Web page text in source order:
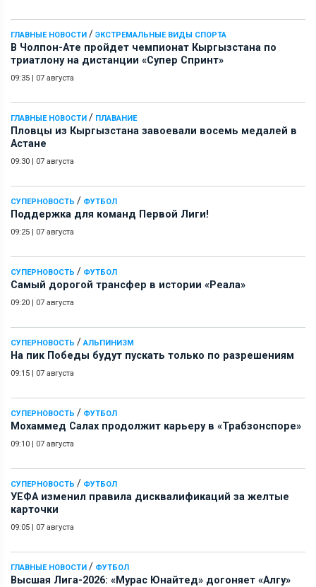
ГЛАВНЫЕ НОВОСТИ / ЭКСТРЕМАЛЬНЫЕ ВИДЫ СПОРТА
В Чолпон-Ате пройдет чемпионат Кыргызстана по
триатлону на дистанции «Супер Спринт»
09:35 | 07 августа
ГЛАВНЫЕ НОВОСТИ / ПЛАВАНИЕ
Пловцы из Кыргызстана завоевали восемь медалей в
Астане
09:30 | 07 августа
СУПЕРНОВОСТЬ / ФУТБОЛ
Поддержка для команд Первой Лиги!
09:25 | 07 августа
СУПЕРНОВОСТЬ / ФУТБОЛ
Самый дорогой трансфер в истории «Реала»
09:20 | 07 августа
СУПЕРНОВОСТЬ / АЛЬПИНИЗМ
На пик Победы будут пускать только по разрешениям
09:15 | 07 августа
СУПЕРНОВОСТЬ / ФУТБОЛ
Мохаммед Салах продолжит карьеру в «Трабзонспоре»
09:10 | 07 августа
СУПЕРНОВОСТЬ / ФУТБОЛ
УЕФА изменил правила дисквалификаций за желтые
карточки
09:05 | 07 августа
ГЛАВНЫЕ НОВОСТИ / ФУТБОЛ
Высшая Лига-2026: «Мурас Юнайтед» догоняет «Алгу»